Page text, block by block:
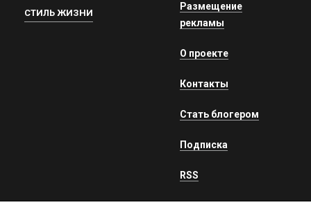
СТИЛЬ ЖИЗНИ
Размещение
рекламы
О проекте
Контакты
Стать блогером
Подписка
RSS